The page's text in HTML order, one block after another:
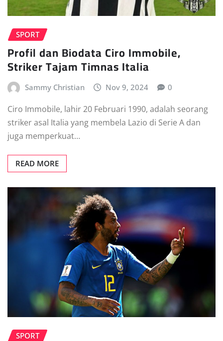
SPORT
Profil dan Biodata Ciro Immobile,
Striker Tajam Timnas Italia
Sammy Christian Nov 9, 2024 0
Ciro Immobile, lahir 20 Februari 1990, adalah seorang
striker asal Italia yang membela Lazio di Serie A dan
juga memperkuat…
READ MORE
SPORT